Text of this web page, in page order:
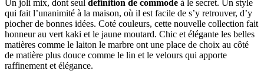
Un joli mix, dont seul definition de commode à le secret. Un style
qui fait l’unanimité à la maison, où il est facile de s’y retrouver, d’y
piocher de bonnes idées. Coté couleurs, cette nouvelle collection fait
honneur au vert kaki et le jaune moutard. Chic et élégante les belles
matières comme le laiton le marbre ont une place de choix au côté
de matière plus douce comme le lin et le velours qui apporte
raffinement et élégance.